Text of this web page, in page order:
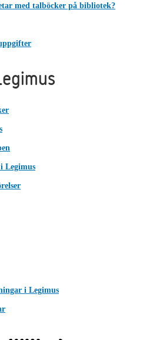
med talböcker på bibliotek?
Legimus
i Legimus